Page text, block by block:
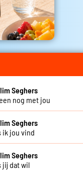
Seghers
nog met jou
Seghers
ik jou vind
Seghers
jij dat wil